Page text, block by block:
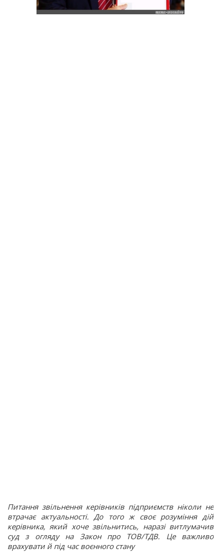
Питання звільнення керівників підприємств ніколи не
втрачає актуальності. До того ж своє розуміння дій
керівника, який хоче звільнитись, наразі витлумачив
суд з огляду на Закон про ТОВ/ТДВ. Це важливо
врахувати й під час воєнного стану